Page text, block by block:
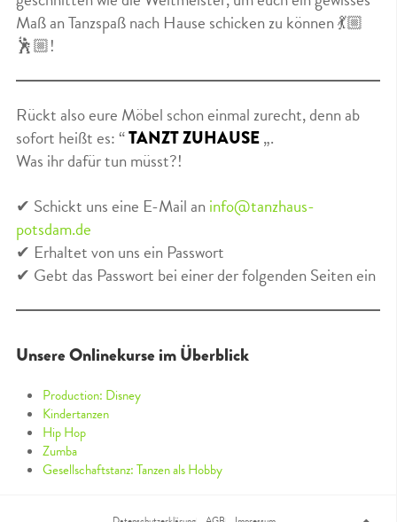
Maß an Tanzspaß nach Hause schicken zu können 💃🏼
🕺🏼!
Rückt also eure Möbel schon einmal zurecht, denn ab
sofort heißt es: “TANZT ZUHAUSE„.
Was ihr dafür tun müsst?!
✔ Schickt uns eine E-Mail aninfo@tanzhaus-
potsdam.de
✔ Erhaltet von uns ein Passwort
✔ Gebt das Passwort bei einer der folgenden Seiten ein
Unsere Onlinekurse im Überblick
Production: Disney
Kindertanzen
Hip Hop
Zumba
Gesellschaftstanz: Tanzen als Hobby